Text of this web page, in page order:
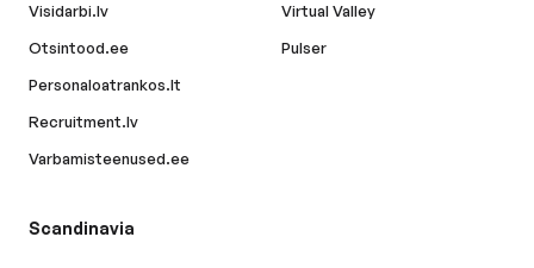
Visidarbi.lv
Otsintood.ee
Personaloatrankos.lt
Recruitment.lv
Varbamisteenused.ee
Virtual Valley
Pulser
Scandinavia